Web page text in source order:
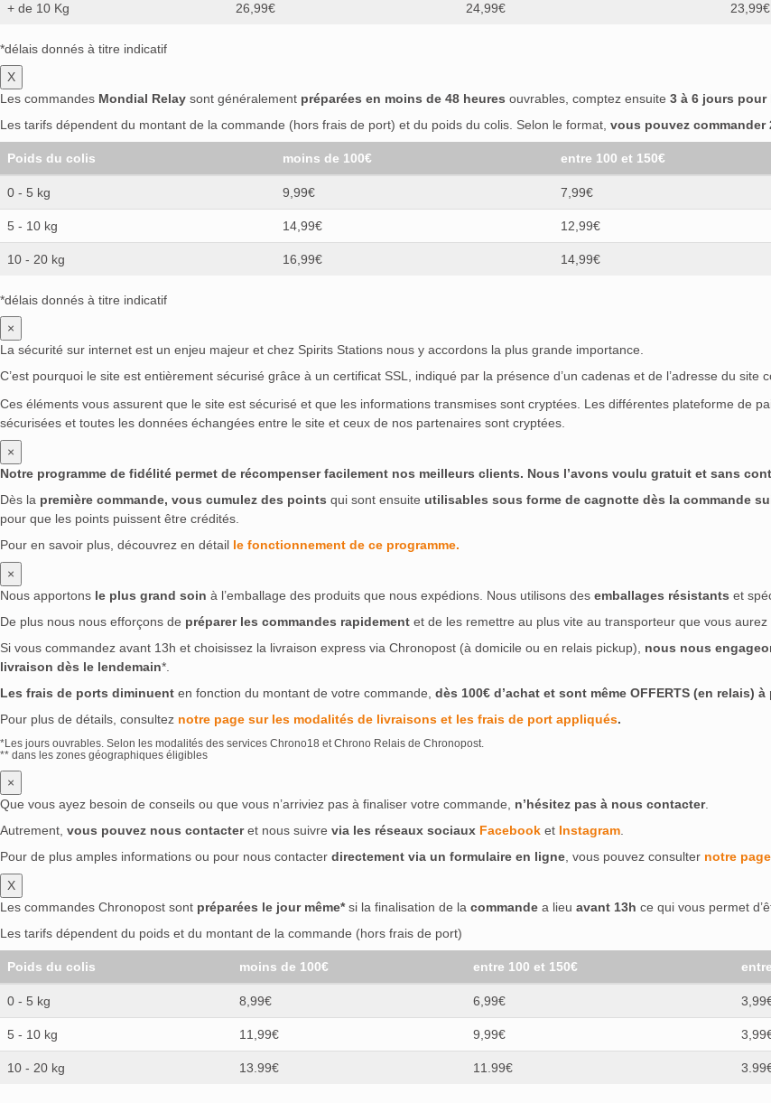
+ de 10 Kg 26,99€ 24,99€ 23,99€
*délais donnés à titre indicatif
X
Les commandes Mondial Relay sont généralement préparées en moins de 48 heures ouvrables, comptez ensuite 3 à 6 jours pour
Les tarifs dépendent du montant de la commande (hors frais de port) et du poids du colis. Selon le format, vous pouvez
Poids du colis moins de 100€ entre 100 et 150€
0 - 5 kg 9,99€ 7,99€
5 - 10 kg 14,99€ 12,99€
10 - 20 kg 16,99€ 14,99€
*délais donnés à titre indicatif
×
La sécurité sur internet est un enjeu majeur et chez Spirits Stations nous y accordons la plus grande importance.
C’est pourquoi le site est entièrement sécurisé grâce à un certificat SSL, indiqué par la présence d’un cadenas et de l’adresse du site
Ces éléments vous assurent que le site est sécurisé et que les informations transmises sont cryptées. Les différentes plateforme de
sécurisées et toutes les données échangées entre le site et ceux de nos partenaires sont cryptées.
×
Notre programme de fidélité permet de récompenser facilement nos meilleurs clients. Nous l’avons voulu gratuit et sans
Dès la première commande, vous cumulez des points qui sont ensuite utilisables sous forme de cagnotte dès la commande
pour que les points puissent être crédités.
Pour en savoir plus, découvrez en détail le fonctionnement de ce programme.
×
Nous apportons le plus grand soin à l’emballage des produits que nous expédions. Nous utilisons des emballages résistants et
De plus nous nous efforçons de préparer les commandes rapidement et de les remettre au plus vite au transporteur que vous
Si vous commandez avant 13h et choisissez la livraison express via Chronopost (à domicile ou en relais pickup), nous nous
livraison dès le lendemain*.
Les frais de ports diminuent en fonction du montant de votre commande, dès 100€ d’achat et sont même OFFERTS (en relais)
Pour plus de détails, consultez notre page sur les modalités de livraisons et les frais de port appliqués.
*Les jours ouvrables. Selon les modalités des services Chrono18 et Chrono Relais de Chronopost.
** dans les zones géographiques éligibles
×
Que vous ayez besoin de conseils ou que vous n’arriviez pas à finaliser votre commande, n’hésitez pas à nous contacter.
Autrement, vous pouvez nous contacteret nous suivre via les réseaux sociaux Facebook et Instagram
Pour de plus amples informations ou pour nous contacter directement via un formulaire en ligne , vous pouvez consulter notre
X
Les commandes Chronopost sont préparées le jour même*si la finalisation de la commande a lieu avant 13h ce qui vous permet
Les tarifs dépendent du poids et du montant de la commande (hors frais de port)
Poids du colis moins de 100€ entre 100 et 150€
0 - 5 kg 8,99€ 6,99€
5 - 10 kg 11,99€ 9,99€
10 - 20 kg 13.99€ 11.99€